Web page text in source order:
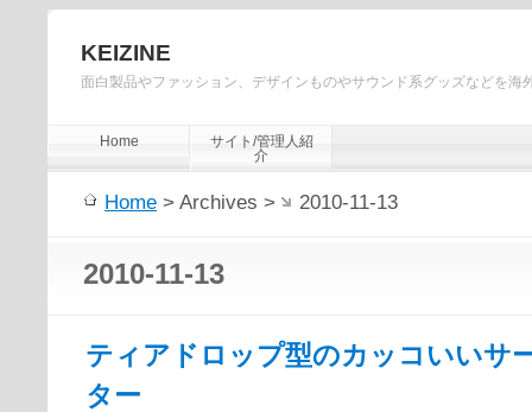
KEIZINE
面白製品やファッション、デザインものやサウンド系グッズなどを海
Home
サイト/管理人紹
介
Home > Archives > 2010-11-13
2010-11-13
ティアドロップ型のカッコいいサ
ター